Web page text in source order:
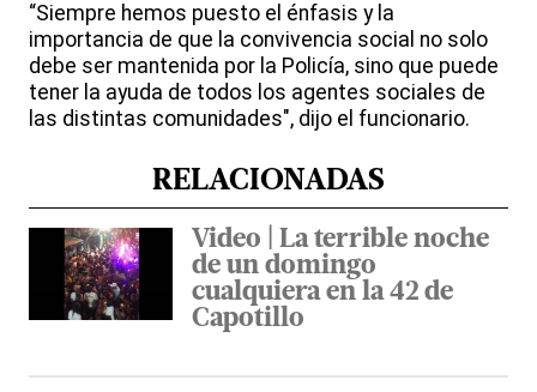
“Siempre hemos puesto el énfasis y la
importancia de que la convivencia social no solo
debe ser mantenida por la Policía, sino que puede
tener la ayuda de todos los agentes sociales de
las distintas comunidades", dijo el funcionario.
RELACIONADAS
Video | La terrible noche
de un domingo
cualquiera en la 42 de
Capotillo